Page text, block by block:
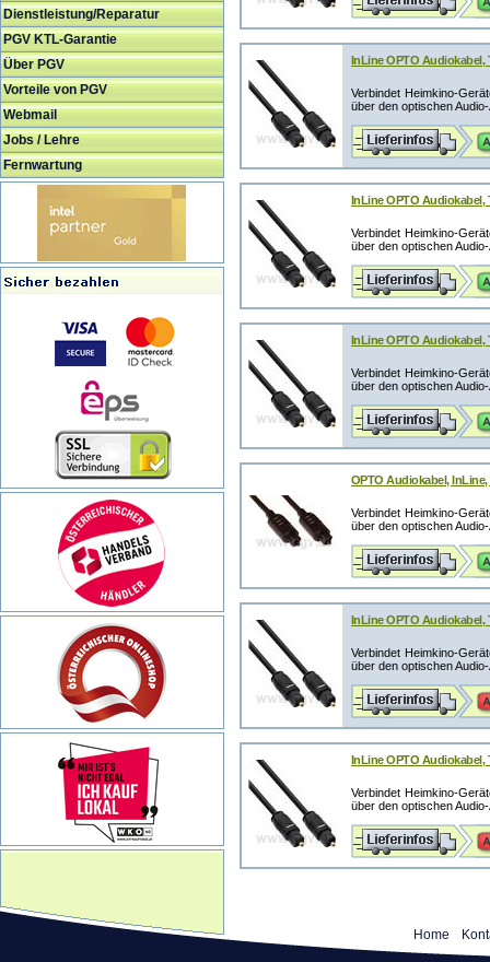
Dienstleistung/Reparatur
PGV KTL-Garantie
Über PGV
Vorteile von PGV
Webmail
Jobs / Lehre
Fernwartung
InLine OPTO Audiokabel,
Verbindet Heimkino-
über den optischen
InLine OPTO Audiokabel,
Verbindet Heimkino-
über den optischen
InLine OPTO Audiokabel,
Verbindet Heimkino-
über den optischen
OPTO Audiokabel, InLine,
Verbindet Heimkino-
über den optischen
InLine OPTO Audiokabel,
Verbindet Heimkino-
über den optischen
InLine OPTO Audiokabel,
Verbindet Heimkino-
über den optischen
Home